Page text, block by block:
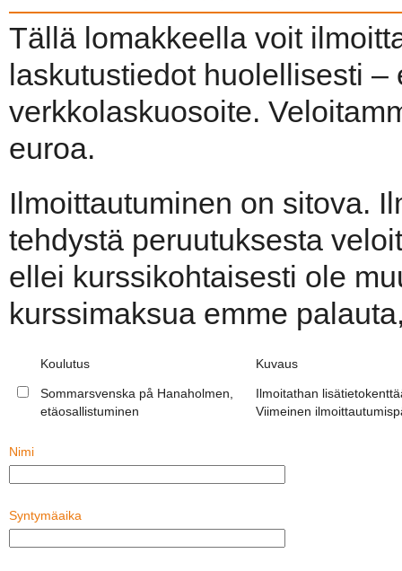
Tällä lomakkeella voit
laskutustiedot huolellisesti
verkkolaskuosoite.
euroa.
Ilmoittautuminen on sitova.
tehdystä peruutuksesta
ellei kurssikohtaisesti ole
kurssimaksua emme
Koulutus Kuvaus
Sommarsvenska på Hanaholmen,
etäosallistuminen
Ilmoitathan
Viimeinen
Nimi
Syntymäaika